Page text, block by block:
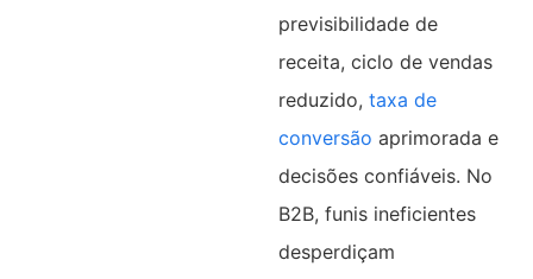
previsibilidade de
receita, ciclo de vendas
reduzido, taxa de
conversão aprimorada e
decisões confiáveis. No
B2B, funis ineficientes
desperdiçam